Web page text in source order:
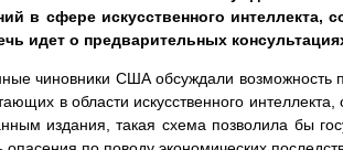
в сфере искусственного интеллекта,
идет о предварительных
чиновники США обсуждали возможность
в области искусственного
издания, такая схема позволила бы